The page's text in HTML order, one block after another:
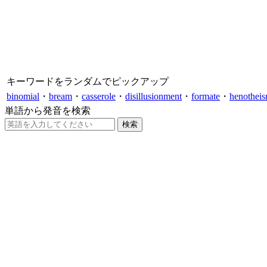
キーワードをランダムでピックアップ
binomial ・ bream ・ casserole ・ disillusionment ・ formate ・
単語から発音を検索